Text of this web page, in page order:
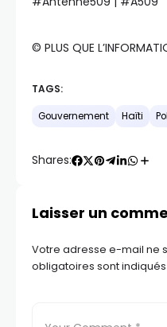
©️ PLUS QUE
TAGS:
Gouvernement Haïti
Shares:
Laisser un
Votre adresse e-mail ne
obligatoires sont